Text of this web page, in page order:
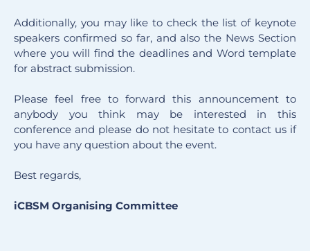
Additionally, you may like to check the list of keynote
speakers confirmed so far, and also the News Section
where you will find the deadlines and Word template
for abstract submission.
Please feel free to forward this announcement to
anybody you think may be interested in this
conference and please do not hesitate to contact us if
you have any question about the event.
Best regards,
iCBSM Organising Committee